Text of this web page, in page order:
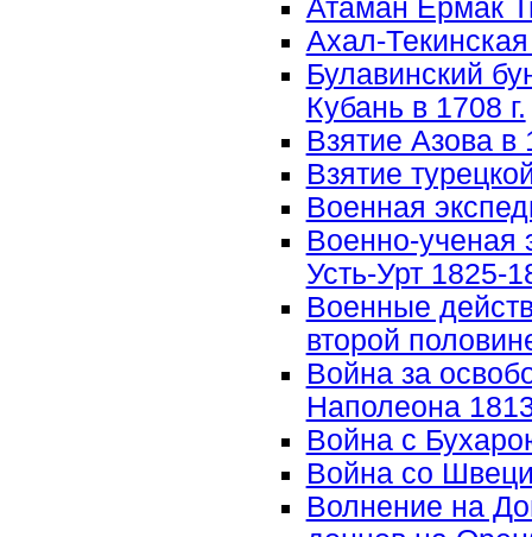
Атаман Ермак
Ахал-Текинская
Булавинский
Кубань в 1708 г.
Взятие Азова в
Взятие
Военная
Военно-ученая
Усть-Урт 1825-
Военные
второй
Война за
Наполеона
Война с
Война со
Волнение на